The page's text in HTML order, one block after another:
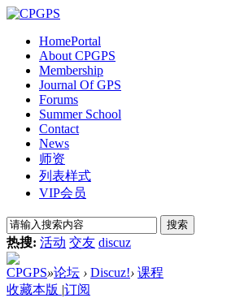
HomePortal
About CPGPS
Membership
Journal Of GPS
Forums
Summer School
Contact
News
师资
列表样式
VIP会员
搜索
热搜: 活动 交友 discuz
CPGPS»论坛 › Discuz!› 课程
收藏本版 |订阅